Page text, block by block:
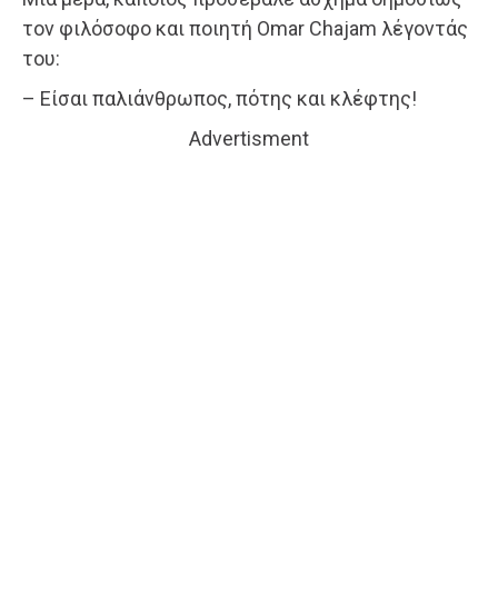
τον φιλόσοφο και ποιητή Omar Chajam λέγοντάς
του:
– Είσαι παλιάνθρωπος, πότης και κλέφτης!
Advertisment